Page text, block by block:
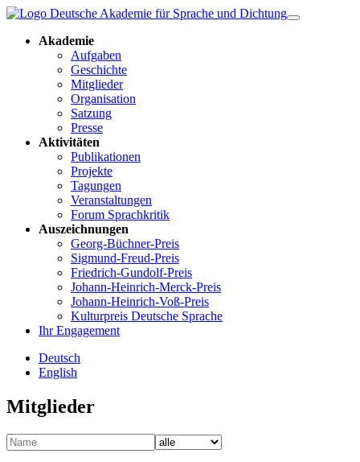
Akademie
Aufgaben
Geschichte
Mitglieder
Organisation
Satzung
Presse
Aktivitäten
Publikationen
Projekte
Tagungen
Veranstaltungen
Forum Sprachkritik
Auszeichnungen
Georg-Büchner-Preis
Sigmund-Freud-Preis
Friedrich-Gundolf-Preis
Johann-Heinrich-Merck-Preis
Johann-Heinrich-Voß-Preis
Kulturpreis Deutsche Sprache
Ihr Engagement
Deutsch
English
Mitglieder